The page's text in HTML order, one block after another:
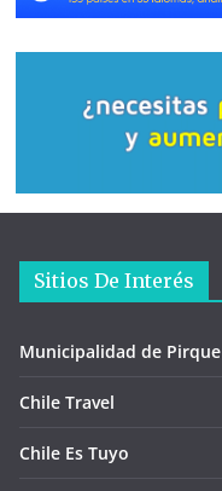
Sitios De Interés
Municipalidad de Pirque
Chile Travel
Chile Es Tuyo